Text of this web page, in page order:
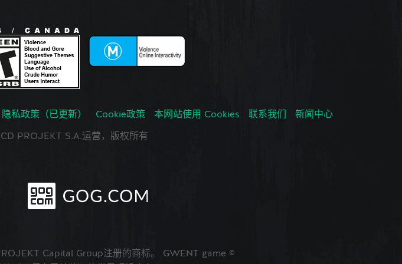
隐私政策（已更新） Cookie政策 本网站使用 Cookies 联系我们 新闻中心
PROJEKT S.A.运营，版权所有
Capital Group注册的商标。 GWENT game ©